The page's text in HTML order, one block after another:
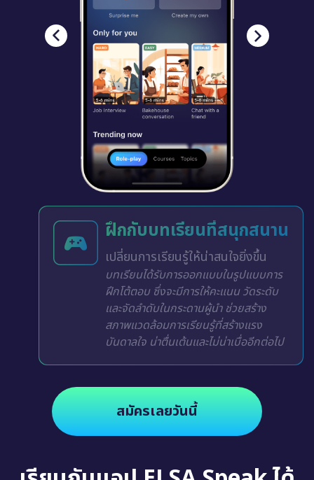
ฝึกกับบทเรียนที่สนุกสนาน
เปลี่ยนการเรียนรู้ให้น่าสนใจยิ่งขึ้น
บทเรียนได้รับการออกแบบในรูปแบบการ
ฝึกโต้ตอบ ซึ่งจะมีการให้คะแนน วัดระดับ
และจัดลำดับในกระดานผู้นำ ช่วยสร้าง
สภาพแวดล้อมการเรียนรู้ที่สร้างแรง
บันดาลใจ น่าตื่นเต้นและไม่น่าเบื่ออีกต่อไป
สมัครเลยวันนี้